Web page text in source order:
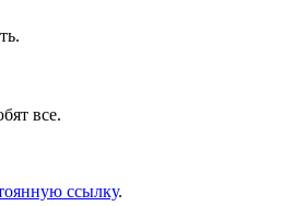
все.
ссылку.